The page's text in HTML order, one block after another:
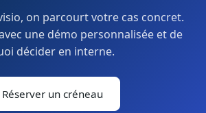
on parcourt votre cas concret.
une démo personnalisée et de
décider en interne.
Réserver un créneau